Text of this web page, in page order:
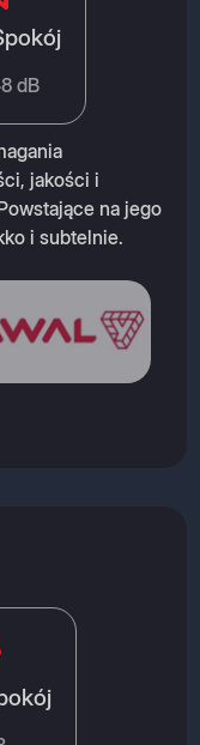
dB
jakości i
na jego
i subtelnie.